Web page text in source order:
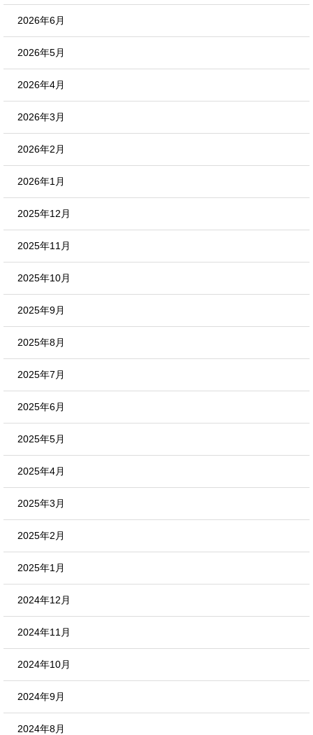
2026年6月
2026年5月
2026年4月
2026年3月
2026年2月
2026年1月
2025年12月
2025年11月
2025年10月
2025年9月
2025年8月
2025年7月
2025年6月
2025年5月
2025年4月
2025年3月
2025年2月
2025年1月
2024年12月
2024年11月
2024年10月
2024年9月
2024年8月